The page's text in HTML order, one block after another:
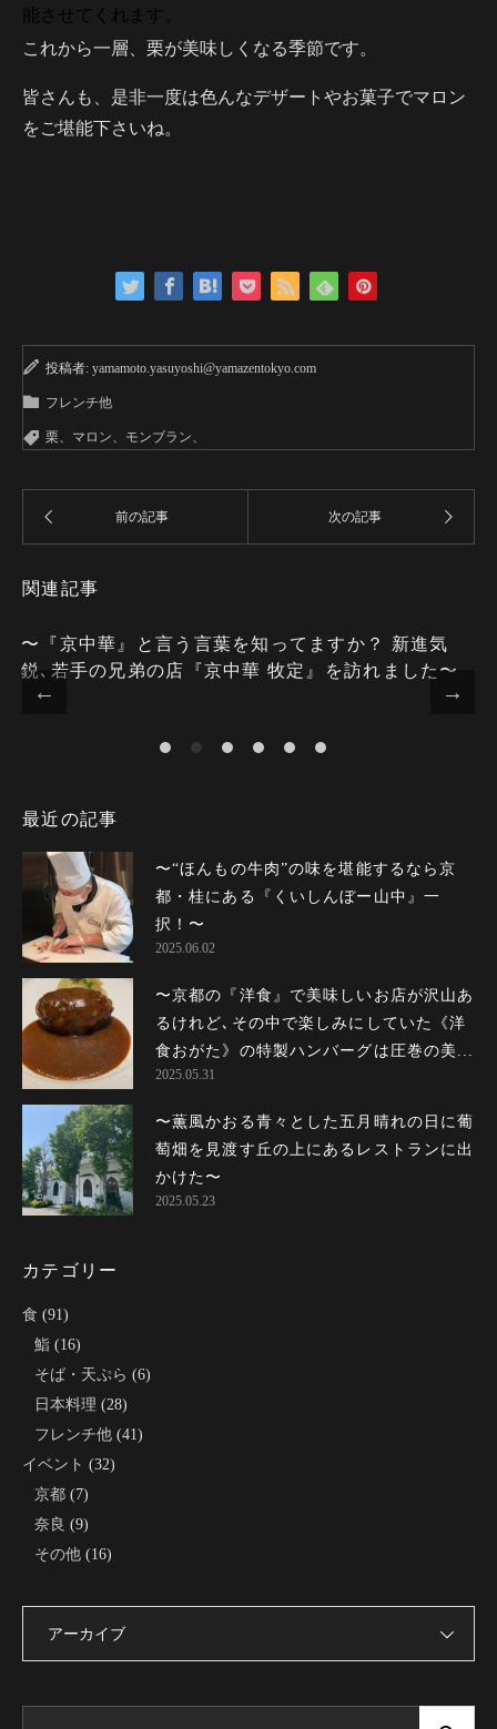
能させてくれます。
これから一層、栗が美味しくなる季節です。
皆さんも、是非一度は色んなデザートやお菓子でマロン
をご堪能下さいね。
投稿者: yamamoto.yasuyoshi@yamazentokyo.com
フレンチ他
栗、マロン、モンブラン、
関連記事
〜言わずと知れたミシュラン3星で 世界最高峰ブラ
ンド『シャトーレストラン ジョエル・ロブション』
はやっぱり素晴らしかったぁ〜
最近の記事
〜“ほんもの牛肉”の味を堪能するなら京
都・桂にある『くいしんぼー山中』一
択！〜
2025.06.02
〜京都の『洋食』で美味しいお店が沢山あ
るけれど､その中で楽しみにしていた《洋
食おがた》の特製ハンバーグは圧巻の美...
2025.05.31
〜薫風かおる青々とした五月晴れの日に葡
萄畑を見渡す丘の上にあるレストランに出
かけた〜
2025.05.23
カテゴリー
食 (91)
鮨(16)
そば・天ぷら (6)
日本料理 (28)
フレンチ他(41)
イベント (32)
京都(7)
奈良 (9)
その他(16)
アーカイブ